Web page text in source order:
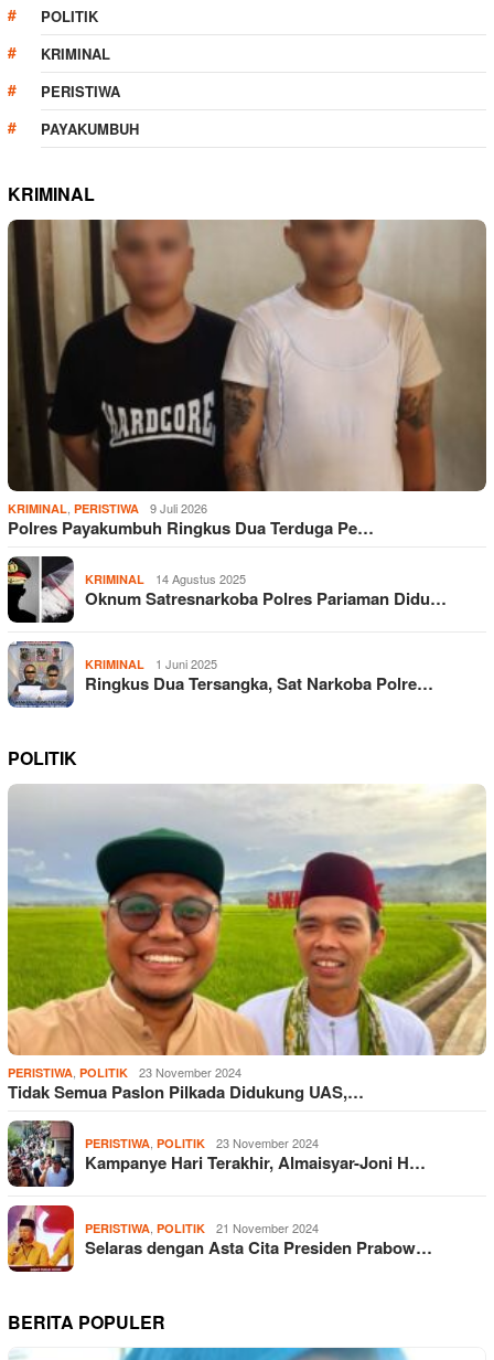
POLITIK
KRIMINAL
PERISTIWA
PAYAKUMBUH
KRIMINAL
KRIMINAL PERISTIWA 9 Juli 2026
Polres Payakumbuh Ringkus Dua Terduga Pe…
KRIMINAL 14 Agustus 2025
Oknum Satresnarkoba Polres Pariaman Didu…
KRIMINAL 1 Juni 2025
Ringkus Dua Tersangka, Sat Narkoba Polre…
POLITIK
PERISTIWA POLITIK 23 November 2024
Tidak Semua Paslon Pilkada Didukung UAS,…
PERISTIWA POLITIK 23 November 2024
Kampanye Hari Terakhir, Almaisyar-Joni H…
PERISTIWA POLITIK 21 November 2024
Selaras dengan Asta Cita Presiden Prabow…
BERITA POPULER